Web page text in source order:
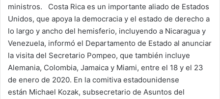
ministros. Costa Rica es un importante aliado de Estados
Unidos, que apoya la democracia y el estado de derecho a
lo largo y ancho del hemisferio, incluyendo a Nicaragua y
Venezuela, informó el Departamento de Estado al anunciar
la visita del Secretario Pompeo, que también incluye
Alemania, Colombia, Jamaica y Miami, entre el 18 y el 23
de enero de 2020. En la comitiva estadounidense
están Michael Kozak, subsecretario de Asuntos del